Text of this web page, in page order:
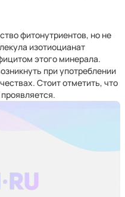
фитонутриентов, но не
изотиоцианат
этого минерала.
при употреблении
Стоит отметить, что